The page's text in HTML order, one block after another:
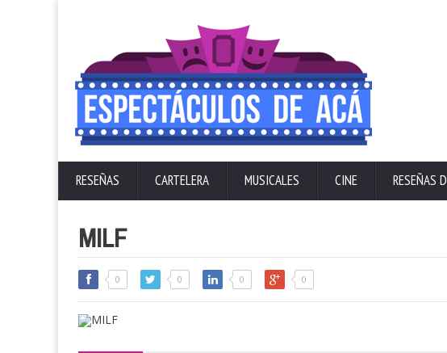
RESEÑAS CARTELERA MUSICALES CINE RESEÑAS
MILF
0 0 0 0